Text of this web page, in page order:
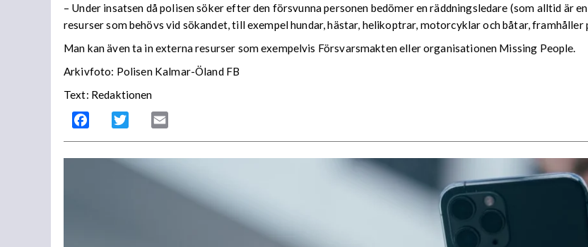
– Under insatsen då polisen söker efter den försvunna personen bedömer en räddningsledare (som alltid är
resurser som behövs vid sökandet, till exempel hundar, hästar, helikoptrar, motorcyklar och båtar, framhåller
Man kan även ta in externa resurser som exempelvis Försvarsmakten eller organisationen Missing People.
Arkivfoto: Polisen Kalmar-Öland FB
Text: Redaktionen
Facebook Twitter